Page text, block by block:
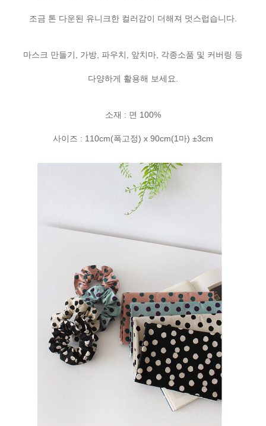
조금 톤 다운된 유니크한 컬러감이 더해져 멋스럽습니다.
마스크 만들기, 가방, 파우치, 앞치마, 각종소품 및 커버링 등
다양하게 활용해 보세요.
소재 : 면 100%
사이즈 : 110cm(폭고정) x 90cm(1마) ±3cm